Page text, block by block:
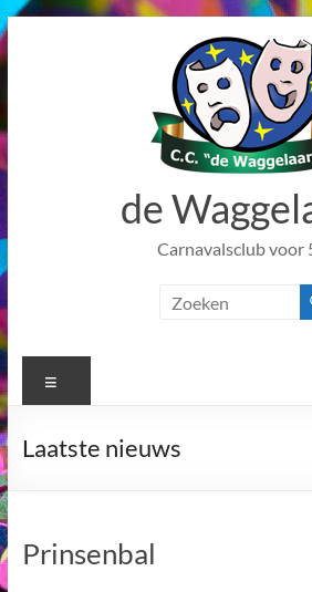
Ga
naar
de
de
Carnavalsclub voor
Laatste nieuws
Prinsenbal